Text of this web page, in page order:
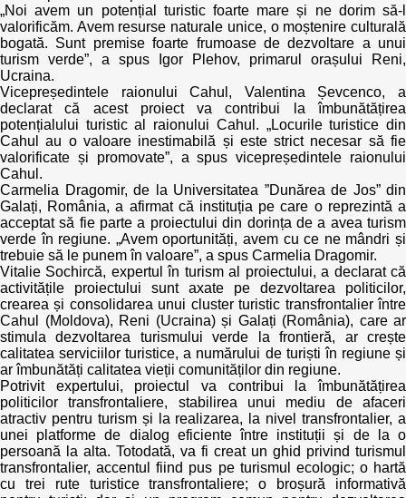
„Noi avem un potențial turistic foarte mare și ne dorim să-l
valorificăm. Avem resurse naturale unice, o moștenire culturală
bogată. Sunt premise foarte frumoase de dezvoltare a unui
turism verde”, a spus Igor Plehov, primarul orașului Reni,
Ucraina.
Vicepreședintele raionului Cahul, Valentina Șevcenco, a
declarat că acest proiect va contribui la îmbunătățirea
potențialului turistic al raionului Cahul. „Locurile turistice din
Cahul au o valoare inestimabilă și este strict necesar să fie
valorificate și promovate”, a spus vicepreședintele raionului
Cahul.
Carmelia Dragomir, de la Universitatea ”Dunărea de Jos” din
Galați, România, a afirmat că instituția pe care o reprezintă a
acceptat să fie parte a proiectului din dorința de a avea turism
verde în regiune. „Avem oportunități, avem cu ce ne mândri și
trebuie să le punem în valoare”, a spus Carmelia Dragomir.
Vitalie Sochircă, expertul în turism al proiectului, a declarat că
activitățile proiectului sunt axate pe dezvoltarea politicilor,
crearea și consolidarea unui cluster turistic transfrontalier între
Cahul (Moldova), Reni (Ucraina) și Galați (România), care ar
stimula dezvoltarea turismului verde la frontieră, ar crește
calitatea serviciilor turistice, a numărului de turiști în regiune și
ar îmbunătăți calitatea vieții comunităților din regiune.
Potrivit expertului, proiectul va contribui la îmbunătățirea
politicilor transfrontaliere, stabilirea unui mediu de afaceri
atractiv pentru turism și la realizarea, la nivel transfrontalier, a
unei platforme de dialog eficiente între instituții și de la o
persoană la alta. Totodată, va fi creat un ghid privind turismul
transfrontalier, accentul fiind pus pe turismul ecologic; o hartă
cu trei rute turistice transfrontaliere; o broșură informativă